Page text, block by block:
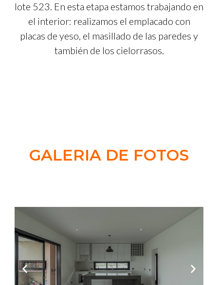
lote 523. En esta etapa estamos trabajando en
el interior: realizamos el emplacado con
placas de yeso, el masillado de las paredes y
también de los cielorrasos.
GALERIA DE FOTOS